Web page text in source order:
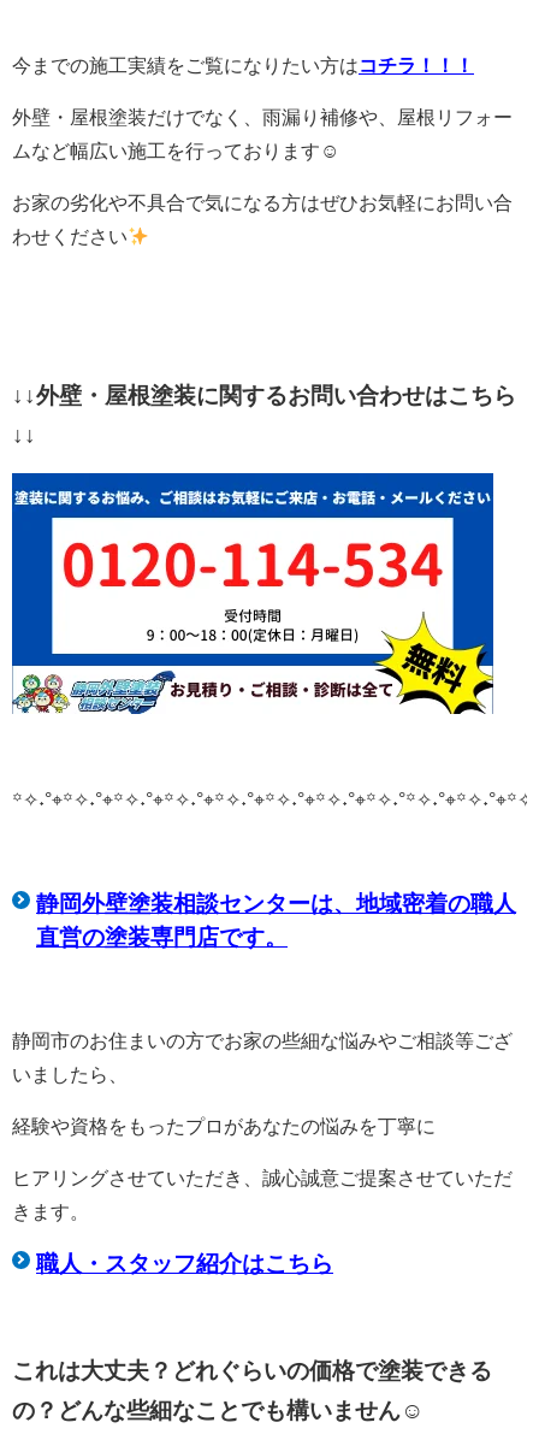
今までの施工実績をご覧になりたい方はコチラ！！！
外壁・屋根塗装だけでなく、雨漏り補修や、屋根リフォー
ムなど幅広い施工を行っております☺
お家の劣化や不具合で気になる方はぜひお気軽にお問い合
わせください
↓↓外壁・屋根塗装に関するお問い合わせはこちら
↓↓
꙳✧˖°⌖꙳✧˖°⌖꙳✧˖°⌖꙳✧˖°⌖꙳✧˖°⌖꙳✧˖°⌖꙳✧˖°⌖꙳✧˖°
静岡外壁塗装相談センターは、地域密着の職人
直営の塗装専門店です。
静岡市のお住まいの方でお家の些細な悩みやご相談等ござ
いましたら、
経験や資格をもったプロがあなたの悩みを丁寧に
ヒアリングさせていただき、誠心誠意ご提案させていただ
きます。
職人・スタッフ紹介はこちら
これは大丈夫？どれぐらいの価格で塗装できる
の？どんな些細なことでも構いません☺